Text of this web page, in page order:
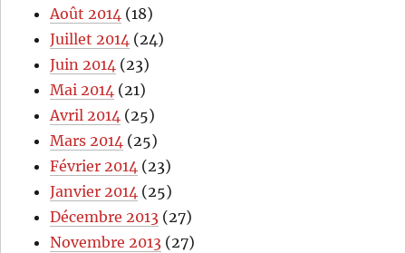
Août 2014 (18)
Juillet 2014 (24)
Juin 2014 (23)
Mai 2014 (21)
Avril 2014 (25)
Mars 2014 (25)
Février 2014 (23)
Janvier 2014 (25)
Décembre 2013 (27)
Novembre 2013 (27)